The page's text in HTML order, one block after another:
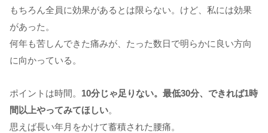
もちろん全員に効果があるとは限らない。けど、私には効果
があった。
何年も苦しんできた痛みが、たった数日で明らかに良い方向
に向かっている。
ポイントは時間。 10分じゃ足りない。最低30分、できれば1時
間以上やってみてほしい。
思えば長い年月をかけて蓄積された腰痛。